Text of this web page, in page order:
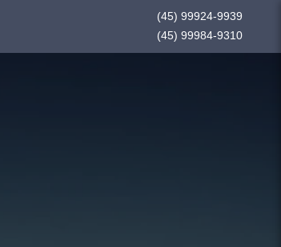
(45) 99924-9939
(45) 99984-9310